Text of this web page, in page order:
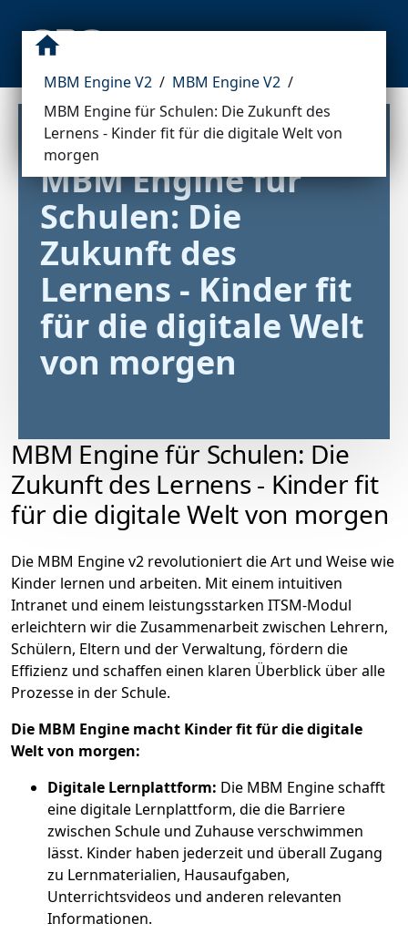
MBM Engine V2 / MBM Engine V2 /
MBM Engine für Schulen: Die Zukunft des
Lernens - Kinder fit für die digitale Welt von
morgen
MBM Engine für
Schulen: Die
Zukunft des
Lernens - Kinder fit
für die digitale Welt
von morgen
MBM Engine für Schulen: Die
Zukunft des Lernens - Kinder fit
für die digitale Welt von morgen
Die MBM Engine v2 revolutioniert die Art und Weise wie
Kinder lernen und arbeiten. Mit einem intuitiven
Intranet und einem leistungsstarken ITSM-Modul
erleichtern wir die Zusammenarbeit zwischen Lehrern,
Schülern, Eltern und der Verwaltung, fördern die
Effizienz und schaffen einen klaren Überblick über alle
Prozesse in der Schule.
Die MBM Engine macht Kinder fit für die digitale
Welt von morgen:
Digitale Lernplattform: Die MBM Engine schafft
eine digitale Lernplattform, die die Barriere
zwischen Schule und Zuhause verschwimmen
lässt. Kinder haben jederzeit und überall Zugang
zu Lernmaterialien, Hausaufgaben,
Unterrichtsvideos und anderen relevanten
Informationen.